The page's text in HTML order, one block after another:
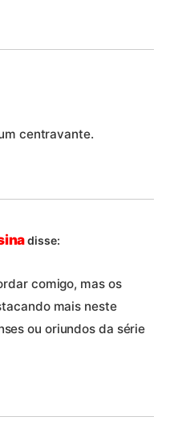
centravante.
disse:
comigo, mas os
mais neste
ou oriundos da série